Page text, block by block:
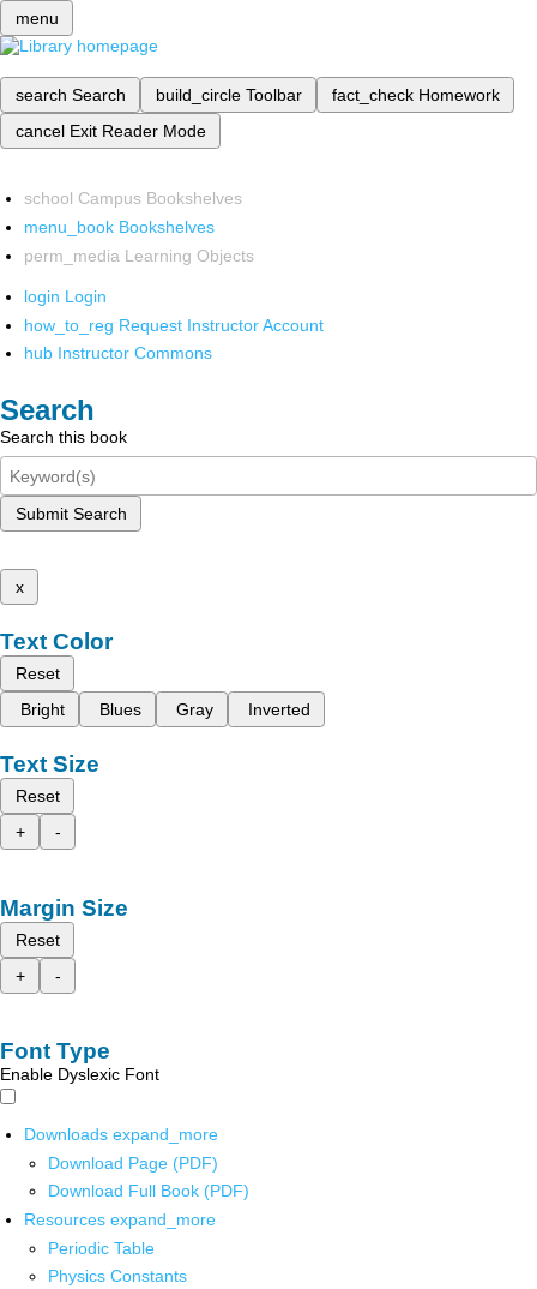
menu
search Search build_circle Toolbar fact_check Homework
cancel Exit Reader Mode
school Campus Bookshelves
menu_book Bookshelves
perm_media Learning Objects
login Login
how_to_reg Request Instructor Account
hub Instructor Commons
Search
Search this book
Submit Search
x
Text Color
Reset
Bright
Blues Gray Inverted
Text Size
Reset
+
-
Margin Size
Reset
+
-
Font Type
Enable Dyslexic Font
Downloads expand_more
Download Page (PDF)
Download Full Book (PDF)
Resources expand_more
Periodic Table
Physics Constants